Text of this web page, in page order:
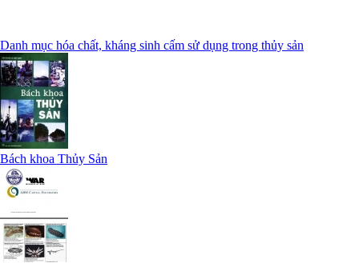
Danh mục hóa chất, kháng sinh cấm sử dụng trong thủy sản
Bách khoa Thủy Sản